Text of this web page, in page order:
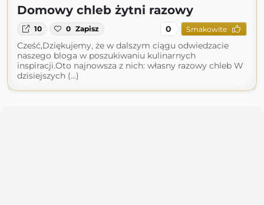
Domowy chleb żytni razowy
10 0 Zapisz 0 Smakowite
Cześć,Dziękujemy, że w dalszym ciągu odwiedzacie
naszego bloga w poszukiwaniu kulinarnych
inspiracji.Oto najnowsza z nich: własny razowy chleb W
dzisiejszych (...)